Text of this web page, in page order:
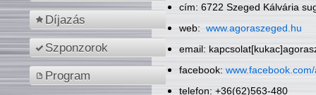
Díjazás
Szponzorok
Program
cím: 6722 Szeged Kálvária
web: www.agoraszeged.hu
email:
facebook:
telefon: +36(62)563-480